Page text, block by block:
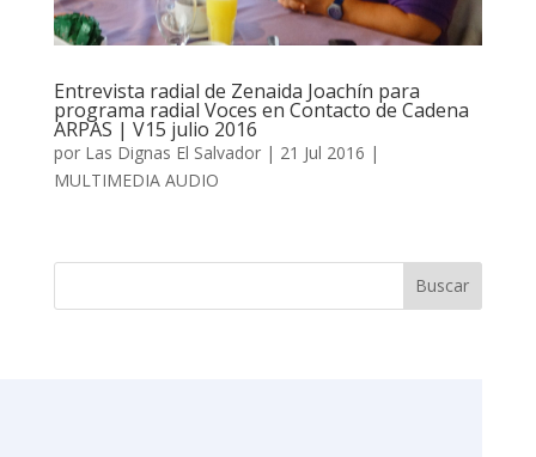
Entrevista radial de Zenaida Joachín para
programa radial Voces en Contacto de Cadena
ARPAS | V15 julio 2016
por Las Dignas El Salvador| 21 Jul 2016 |
MULTIMEDIA AUDIO